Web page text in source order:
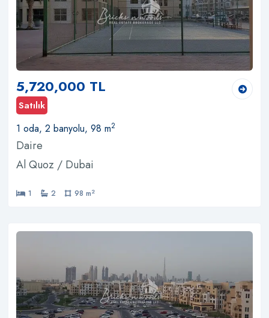
5,720,000 TL
Satılık
1 oda, 2 banyolu, 98 m2
Daire
Al Quoz / Dubai
1 2 98 m2